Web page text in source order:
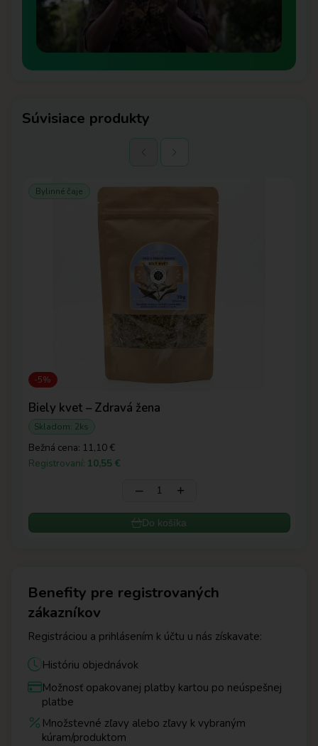
Súvisiace produkty
Bylinné čaje
-5%
Biely kvet – Zdravá žena
Skladom: 2ks
Bežná cena: 11,10 €
Registrovaní: 10,55 €
‒ +
Do košíka
Benefity pre registrovaných
zákazníkov
Registráciou a prihlásením k účtu u nás získavate:
Históriu objednávok
Možnosť opakovanej platby kartou po neúspešnej
platbe
Množstevné zľavy alebo zľavy k vybraným
kúram/produktom